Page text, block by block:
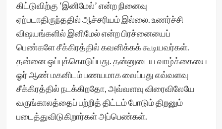
கிட்டுவிற்கு ‘இனிமேல்’ என்ற நினைவு
ஏற்படாதிருந்ததில் ஆச்சரியம் இல்லை. உணர்ச்சி
விஷயங்களில் இனிமேல் என்ற பிரச்னையைப்
பெண்களே சீக்கிரத்தில் கவனிக்கக் கூடியவர்கள்.
தன்னை ஒப்புக்கொடுப்பது. தன்னுடைய வாழ்க்கையை
ஓர் ஆண் மகனிடம் பணயமாக வைப்பது எவ்வளவு
சீக்கிரத்தில் நடக்கிறதோ, அவ்வளவு விரைவிலேயே
வருங்காலத்தைப் பற்றித் திட்டம் போடும் திறனும்
படைத்துவிடுகிறார்கள் அப்பெண்கள்.